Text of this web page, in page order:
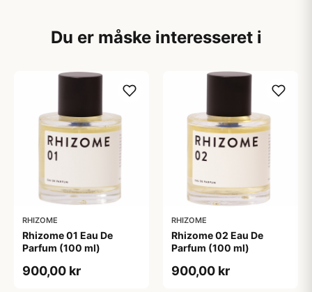
Du er måske interesseret i
RHIZOME
Rhizome 01 Eau De
Parfum (100 ml)
900,00 kr
RHIZOME
Rhizome 02 Eau De
Parfum (100 ml)
900,00 kr